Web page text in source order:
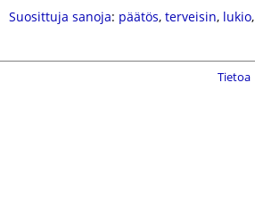
Suosittuja sanoja: päätös, terveisin, lukio,
Tietoa